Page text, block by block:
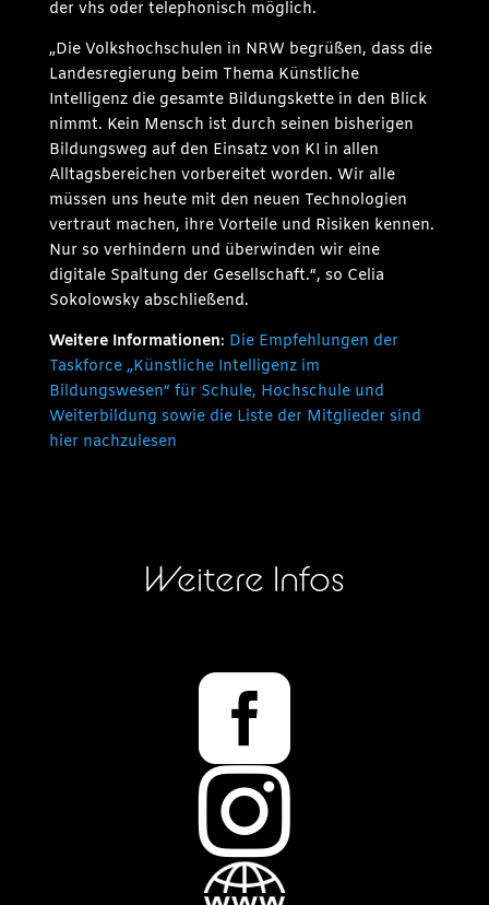
der vhs oder telephonisch möglich.
„Die Volkshochschulen in NRW begrüßen, dass die
Landesregierung beim Thema Künstliche
Intelligenz die gesamte Bildungskette in den Blick
nimmt. Kein Mensch ist durch seinen bisherigen
Bildungsweg auf den Einsatz von KI in allen
Alltagsbereichen vorbereitet worden. Wir alle
müssen uns heute mit den neuen Technologien
vertraut machen, ihre Vorteile und Risiken kennen.
Nur so verhindern und überwinden wir eine
digitale Spaltung der Gesellschaft.“, so Celia
Sokolowsky abschließend.
Weitere Informationen: Die Empfehlungen der
Taskforce „Künstliche Intelligenz im
Bildungswesen“ für Schule, Hochschule und
Weiterbildung sowie die Liste der Mitglieder sind
hier nachzulesen
Weitere Infos

